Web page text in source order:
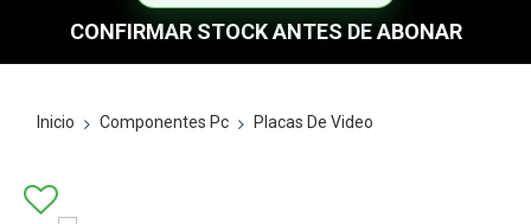
CONFIRMAR STOCK ANTES DE ABONAR
Inicio Componentes Pc Placas De Video